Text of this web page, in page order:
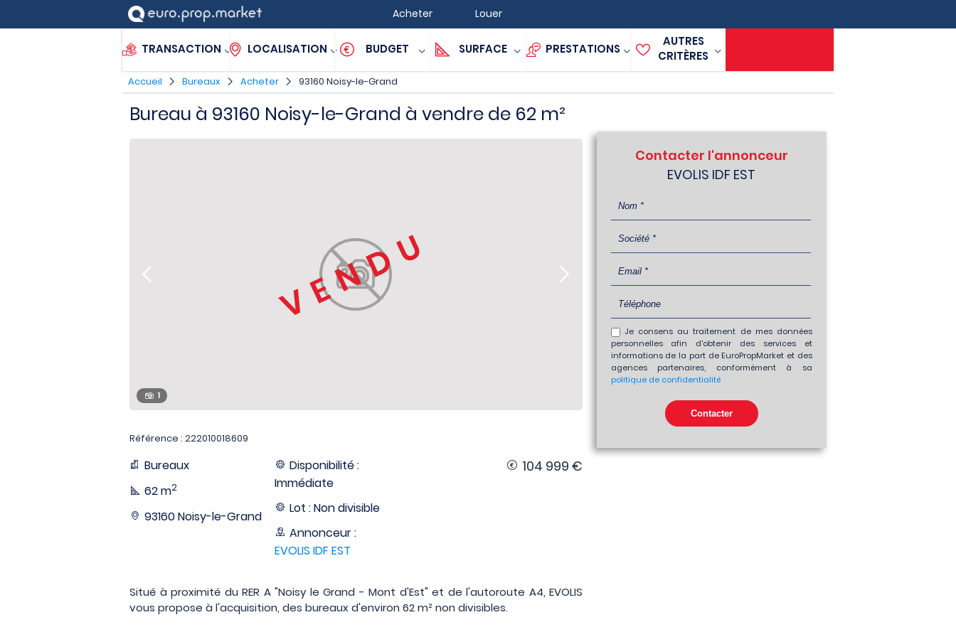
Acheter Louer
TRANSACTION LOCALISATION BUDGET SURFACE PRESTATIONS
AUTRES
CRITÈRES
Accueil Bureaux Acheter 93160 Noisy-le-Grand
Bureau à 93160 Noisy-le-Grand à vendre de 62 m²
VENDU
1
Référence : 222010018609
Bureaux
62 m2
93160 Noisy-le-Grand
Disponibilité :
Immédiate
Lot : Non divisible
Annonceur :
EVOLIS IDF EST
104 999 €
Situé à proximité du RER A "Noisy le Grand - Mont d'Est" et de l'autoroute A4, EVOLIS
vous propose à l'acquisition, des bureaux d'environ 62 m² non divisibles.
Contacter l'annonceur
EVOLIS IDF EST
Je consens au traitement de mes données
personnelles afin d'obtenir des services et
informations de la part de EuroPropMarket et des
agences partenaires, conformément à sa
politique de confidentialité